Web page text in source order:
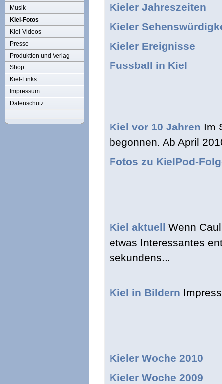
Musik
Kiel-Fotos
Kiel-Videos
Presse
Produktion und Verlag
Shop
Kiel-Links
Impressum
Datenschutz
Kieler Jahreszeiten
Kieler
Kieler Ereignisse
Fussball in Kiel
Kiel vor 10 Jahren Im
begonnen. Ab April
Fotos zu KielPod-
Kiel aktuell Wenn
etwas Interessantes
sekundens...
Kiel in Bildern
Kieler Woche 2010
Kieler Woche 2009